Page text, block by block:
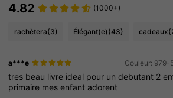
4.82 (1000+)
rachètera(3) Élégant(e)(43) cadeaux
a***e Couleur: 979-
tres beau livre ideal pour undebutant 2
primaire mesenfant adorent